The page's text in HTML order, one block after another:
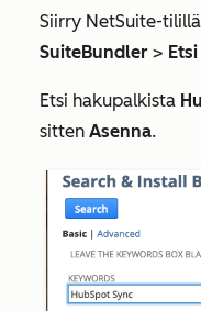
Siirry NetSuite-
SuiteBundler >
Etsi hakupalkista
sitten Asenna.